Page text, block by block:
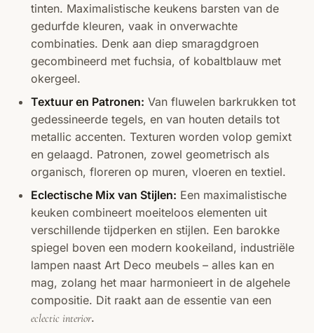
tinten. Maximalistische keukens barsten van de
gedurfde kleuren, vaak in onverwachte
combinaties. Denk aan diep smaragdgroen
gecombineerd met fuchsia, of kobaltblauw met
okergeel.
Textuur en Patronen: Van fluwelen barkrukken tot
gedessineerde tegels, en van houten details tot
metallic accenten. Texturen worden volop gemixt
en gelaagd. Patronen, zowel geometrisch als
organisch, floreren op muren, vloeren en textiel.
Eclectische Mix van Stijlen: Een maximalistische
keuken combineert moeiteloos elementen uit
verschillende tijdperken en stijlen. Een barokke
spiegel boven een modern kookeiland, industriële
lampen naast Art Deco meubels – alles kan en
mag, zolang het maar harmonieert in de algehele
compositie. Dit raakt aan de essentie van een
eclectic interior.